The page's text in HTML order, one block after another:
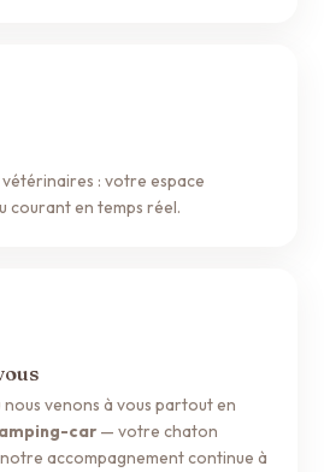
: votre espace
courant en temps réel.
nous venons à vous partout en
car — votre chaton
accompagnement continue à